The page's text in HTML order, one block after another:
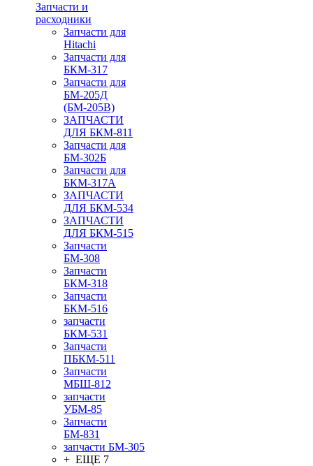
Запчасти и
расходники
Запчасти для
Hitachi
Запчасти для
БКМ-317
Запчасти для
БМ-205Д
(БМ-205В)
ЗАПЧАСТИ
ДЛЯ БКМ-811
Запчасти для
БМ-302Б
Запчасти для
БКМ-317А
ЗАПЧАСТИ
ДЛЯ БКМ-534
ЗАПЧАСТИ
ДЛЯ БКМ-515
Запчасти
БМ-308
Запчасти
БКМ-318
Запчасти
БКМ-516
запчасти
БКМ-531
Запчасти
ПБКМ-511
Запчасти
МБШ-812
запчасти
УБМ-85
Запчасти
БМ-831
запчасти БМ-305
+ ЕЩЕ 7